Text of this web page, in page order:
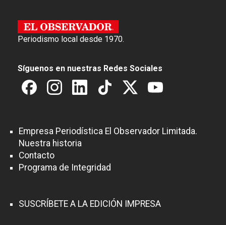
Periodismo local desde 1970.
Síguenos en nuestras Redes Sociales
Empresa Periodística El Observador Limitada.
Nuestra historia
Contacto
Programa de Integridad
SUSCRÍBETE A LA EDICIÓN IMPRESA